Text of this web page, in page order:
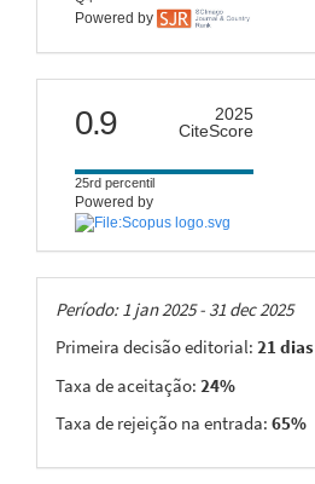
Powered by
citescore
0.9
2025
CiteScore
25rd percentil
Powered by
Taxas
Período: 1 jan 2025 - 31 dec 2025
Primeira decisão editorial: 21 dias
Taxa de aceitação: 24%
Taxa de rejeição na entrada: 65%